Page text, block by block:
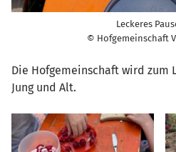
Leckeres
© Hofgemeinschaft
Die Hofgemeinschaft wird zum
Jung und Alt.